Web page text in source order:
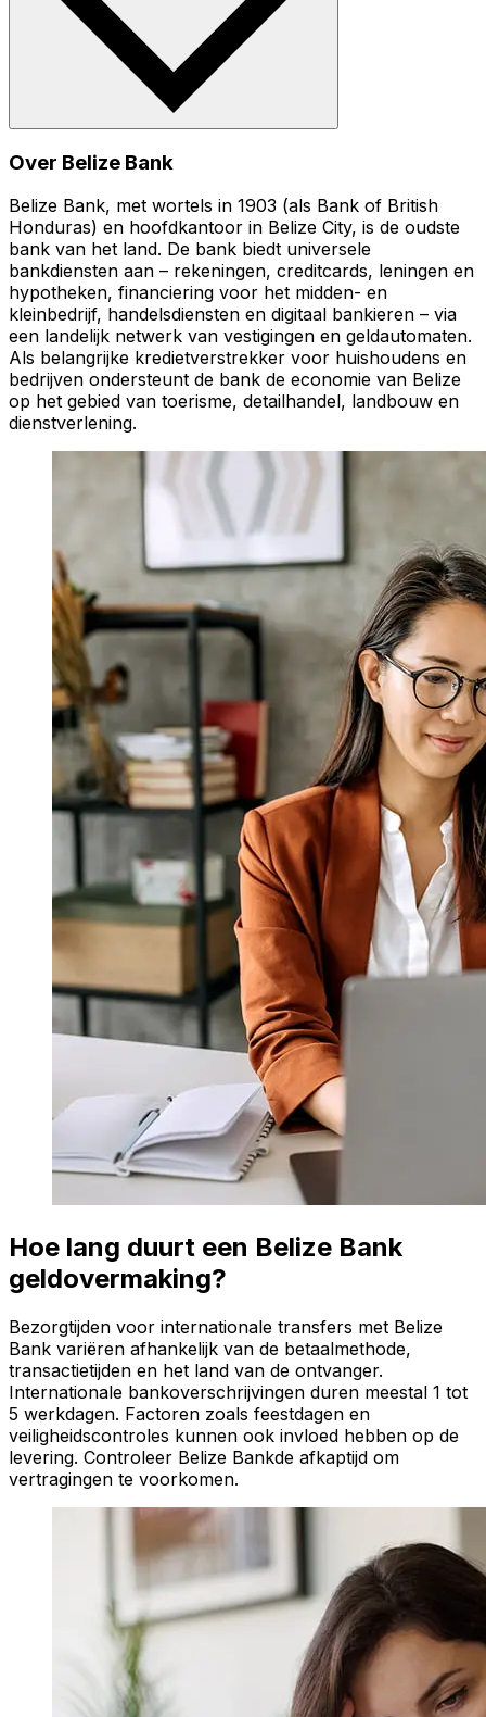
Over Belize Bank
Belize Bank, met wortels in 1903 (als Bank of British
Honduras) en hoofdkantoor in Belize City, is de oudste
bank van het land. De bank biedt universele
bankdiensten aan – rekeningen, creditcards, leningen en
hypotheken, financiering voor het midden- en
kleinbedrijf, handelsdiensten en digitaal bankieren – via
een landelijk netwerk van vestigingen en geldautomaten.
Als belangrijke kredietverstrekker voor huishoudens en
bedrijven ondersteunt de bank de economie van Belize
op het gebied van toerisme, detailhandel, landbouw en
dienstverlening.
Hoe lang duurt een Belize Bank
geldovermaking?
Bezorgtijden voor internationale transfers met Belize
Bank variëren afhankelijk van de betaalmethode,
transactietijden en het land van de ontvanger.
Internationale bankoverschrijvingen duren meestal 1 tot
5 werkdagen. Factoren zoals feestdagen en
veiligheidscontroles kunnen ook invloed hebben op de
levering. Controleer Belize Bankde afkaptijd om
vertragingen te voorkomen.